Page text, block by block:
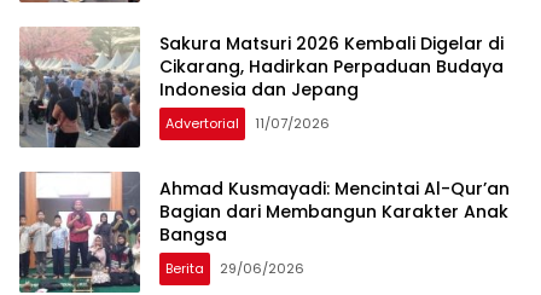
Sakura Matsuri 2026 Kembali Digelar di
Cikarang, Hadirkan Perpaduan Budaya
Indonesia dan Jepang
Advertorial 11/07/2026
Ahmad Kusmayadi: Mencintai Al-Qur’an
Bagian dari Membangun Karakter Anak
Bangsa
Berita 29/06/2026